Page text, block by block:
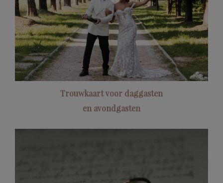
Trouwkaart voor daggasten
en avondgasten